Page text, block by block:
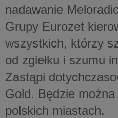
nadawanie
Grupy Eurozet
wszystkich, którzy
od zgiełku i szumu
Zastąpi
Gold. Będzie można
polskich miastach.